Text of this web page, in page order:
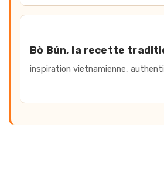
Bò Bún, la recette
inspiration vietnamienne,